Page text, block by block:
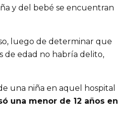
y del bebé se encuentran
luego de determinar que
de edad no habría delito,
una niña en aquel hospital
una menor de 12 años en